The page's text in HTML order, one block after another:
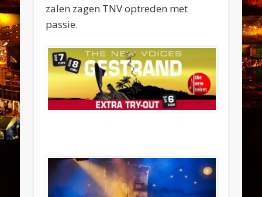
zalen zagen TNV optreden met
passie.